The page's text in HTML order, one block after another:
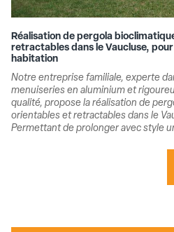
Réalisation de pergola
retractables dans le Vaucluse,
habitation
Notre entreprise familiale, experte
menuiseries en aluminium et
qualité, propose la réalisation de
orientables et retractables dans le
Permettant de prolonger avec style